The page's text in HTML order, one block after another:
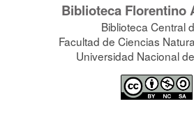
Biblioteca Florentino
Biblioteca Central
Facultad de Ciencias
Universidad Nacional